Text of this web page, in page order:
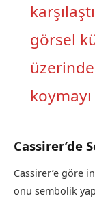
görsel
Cassirer’de
Cassirer’e göre
onu sembolik